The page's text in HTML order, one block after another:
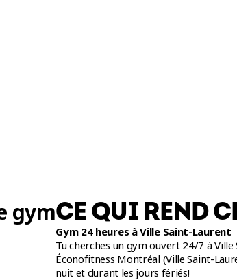
gymCE QUI REND
Gym 24 heures à Ville Saint-Laurent
Tu cherches un gym ouvert 24/7 à
Éconofitness Montréal (Ville Saint-
nuit et durant les jours fériés!